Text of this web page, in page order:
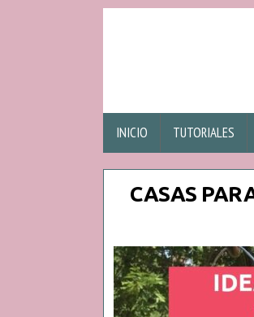
INICIO TUTORIALES
CASAS